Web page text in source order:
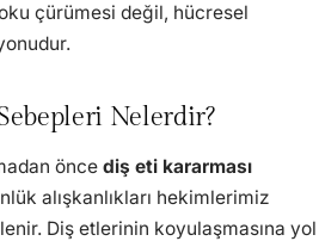
çürümesi değil, hücresel
Nelerdir?
önce diş eti kararması
alışkanlıkları hekimlerimiz
Diş etlerinin koyulaşmasına yol